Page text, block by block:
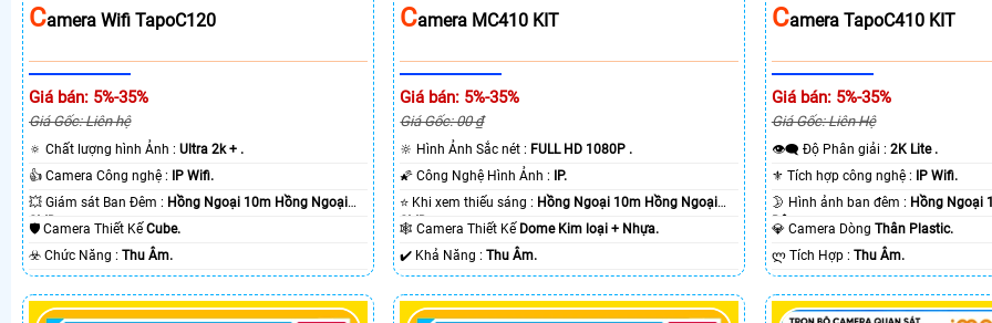
CAmera Wifi TapoC120
Giá bán: 5%-35%
Giá Gốc: Liên hệ
🔅 Chất lượng hình Ảnh : Ultra 2k + .
👍 Camera Công nghệ :
IP Wifi.
💥 Giám sát Ban Đêm : Hồng Ngoại 10m Hồng Ngoại
SMD.🛡 Camera Thiết Kế Cube.
️☣️ Chức Năng : Thu Âm.
CAmera MC410 KIT
Giá bán: 5%-35%
Giá Gốc: 00 ₫
🔆 Hình Ảnh Sắc nét : FULL HD 1080P .
🌠 Công Nghệ Hình Ảnh :
IP.
⭐ Khi xem thiếu sáng : Hồng Ngoại 10m Hồng Ngoại
SMD.🕸️ Camera Thiết Kế Dome Kim loại + Nhựa.
️✔️ Khả Năng :Thu Âm.
CAmera TapoC410 KIT
Giá bán: 5%-35%
Giá Gốc: Liên Hệ
👁️‍🗨 Độ Phân giải : 2K Lite .
⚜️ Tích hợp công nghệ :
IP Wifi.
🌛 Hình ảnh ban đêm : Hồng Ngoại
Ðêm.💎 Camera Dòng Thân Plastic.
️ლ Tích Hợp : Thu Âm.